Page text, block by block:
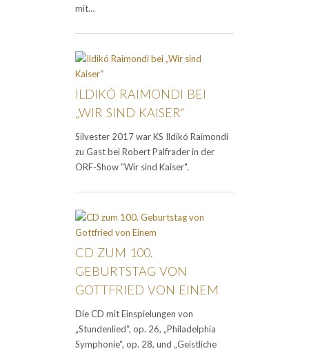
mit…
ILDIKÓ RAIMONDI BEI
„WIR SIND KAISER“
Silvester 2017 war KS Ildikó Raimondi
zu Gast bei Robert Palfrader in der
ORF-Show "Wir sind Kaiser".
CD ZUM 100.
GEBURTSTAG VON
GOTTFRIED VON EINEM
Die CD mit Einspielungen von
„Stundenlied“, op. 26, „Philadelphia
Symphonie“, op. 28, und „Geistliche